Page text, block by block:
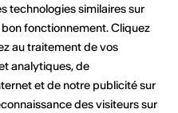
technologies similaires sur
fonctionnement. Cliquez
au traitement de vos
analytiques, de
et de notre publicité sur
des visiteurs sur